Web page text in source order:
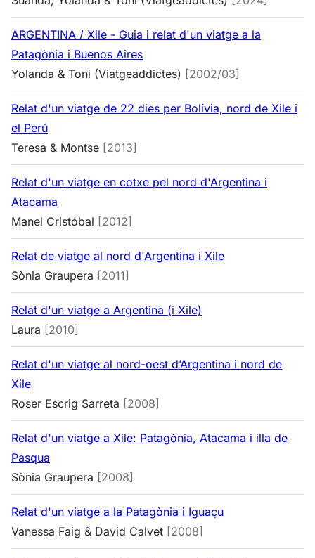
ARGENTINA / Xile - Guia i relat d'un viatge a la
Patagònia i Buenos Aires
Yolanda & Toni (Viatgeaddictes) [2002/03]
Relat d'un viatge de 22 dies per Bolívia, nord de Xile i
el Perú
Teresa & Montse [2013]
Relat d'un viatge en cotxe pel nord d'Argentina i
Atacama
Manel Cristóbal [2012]
Relat de viatge al nord d'Argentina i Xile
Sònia Graupera [2011]
Relat d'un viatge a Argentina (i Xile)
Laura [2010]
Relat d'un viatge al nord-oest d’Argentina i nord de
Xile
Roser Escrig Sarreta [2008]
Relat d'un viatge a Xile: Patagònia, Atacama i illa de
Pasqua
Sònia Graupera [2008]
Relat d'un viatge a la Patagònia i Iguaçu
Vanessa Faig & David Calvet [2008]